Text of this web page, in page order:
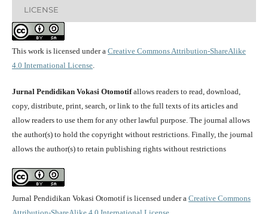
LICENSE
This work is licensed under a Creative Commons Attribution-ShareAlike
4.0 International License.
Jurnal Pendidikan Vokasi Otomotifallows readers to read, download,
copy, distribute, print, search, or link to the full texts of its articles and
allow readers to use them for any other lawful purpose. The journal allows
the author(s) to hold the copyright without restrictions. Finally, the journal
allows the author(s) to retain publishing rights without restrictions
Jurnal Pendidikan Vokasi Otomotif is licensed under a Creative Commons